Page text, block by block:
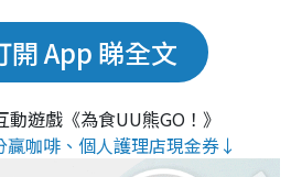
開 App 睇全文
動遊戲《為食UU熊GO！》
咖啡、個人護理店現金券↓